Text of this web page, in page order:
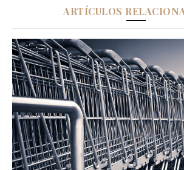
ARTÍCULOS